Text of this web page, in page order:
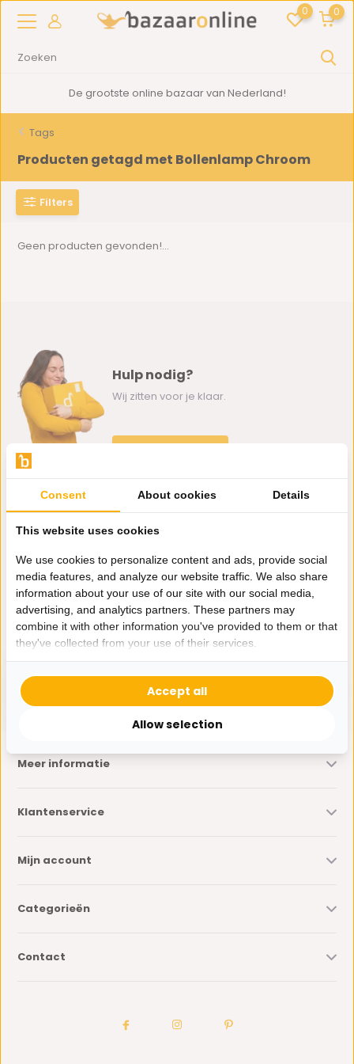
0 0
De grootste online bazaar van Nederland!
Tags
Producten getagd met Bollenlamp Chroom
Filters
Geen producten gevonden!...
Hulp nodig?
Wij zitten voor je klaar.
klantenservice@bazaaronline.nl
Ontvang de nieuwste aanbiedingen en promoties. We zullen
je niet spammen, beloofd.
* Lees hier de wettelijke beperkingen
Meer informatie
Klantenservice
Mijn account
Categorieën
Contact
Consent About cookies Details
This website uses cookies
We use cookies to personalize content and ads, provide social
media features, and analyze our website traffic. We also share
information about your use of our site with our social media,
advertising, and analytics partners. These partners may
combine it with other information you've provided to them or that
they've collected from your use of their services.
Allow selection
Accept all